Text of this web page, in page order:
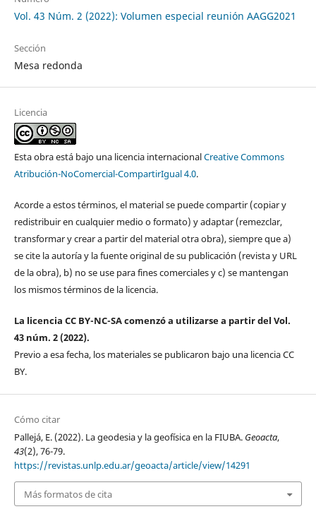
Vol. 43 Núm. 2 (2022): Volumen especial reunión AAGG2021
Sección
Mesa redonda
Licencia
Esta obra está bajo una licencia internacionalCreative Commons
Atribución-NoComercial-CompartirIgual 4.0.
Acorde a estos términos, el material se puede compartir (copiar y
redistribuir en cualquier medio o formato) y adaptar (remezclar,
transformar y crear a partir del material otra obra), siempre que a)
se cite la autoría y la fuente original de su publicación (revista y URL
de la obra), b) no se use para fines comerciales y c) se mantengan
los mismos términos de la licencia.
La licencia CC BY-NC-SA comenzó a utilizarse a partir del Vol.
43 núm. 2 (2022).
Previo a esa fecha, los materiales se publicaron bajo una licencia CC
BY.
Cómo citar
Pallejá, E. (2022). La geodesia y la geofísica en la FIUBA. Geoacta,
43(2), 76-79.
https://revistas.unlp.edu.ar/geoacta/article/view/14291
Más formatos de cita